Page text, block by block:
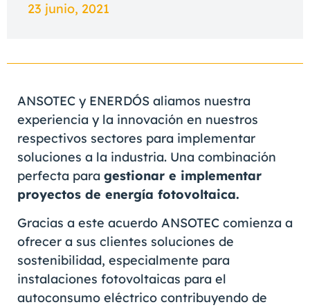
23 junio, 2021
ANSOTEC y ENERDÓS aliamos nuestra
experiencia y la innovación en nuestros
respectivos sectores para implementar
soluciones a la industria. Una combinación
perfecta para gestionar e implementar
proyectos de energía fotovoltaica.
Gracias a este acuerdo ANSOTEC comienza a
ofrecer a sus clientes soluciones de
sostenibilidad, especialmente para
instalaciones fotovoltaicas para el
autoconsumo eléctrico contribuyendo de